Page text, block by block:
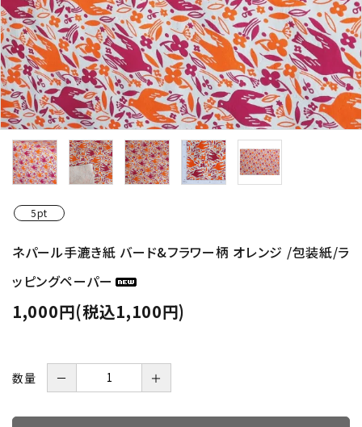
5pt
ネパール手漉き紙 バード&フラワー柄 オレンジ /包装紙/ラ
ッピングペーパー
1,000円(税込1,100円)
数量 － ＋